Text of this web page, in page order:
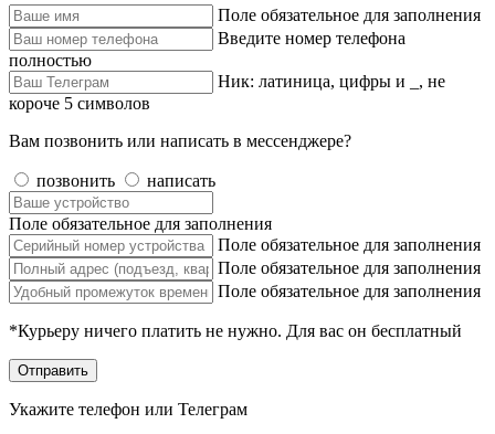
Поле обязательное для заполнения
Введите номер телефона
полностью
Ник: латиница, цифры и _, не
короче 5 символов
Вам позвонить или написать в мессенджере?
позвонить написать
Поле обязательное для заполнения
Поле обязательное для заполнения
Поле обязательное для заполнения
Поле обязательное для заполнения
*Курьеру ничего платить не нужно. Для вас он бесплатный
Отправить
Укажите телефон или Телеграм